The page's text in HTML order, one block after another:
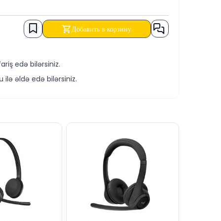
Добавить в корзину
edə bilərsiniz.
ilə əldə edə bilərsiniz.